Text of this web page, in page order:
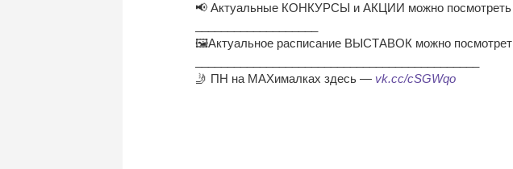
📢 Актуальные КОНКУРСЫ и АКЦИИ можно посмотреть
🖼Актуальное расписание ВЫСТАВОК можно
🤳 ПН на MAXималках здесь — vk.cc/cSGWqo